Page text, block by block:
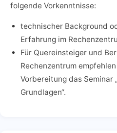
folgende Vorkenntnisse:
technischer Background
Erfahrung im
Für Quereinsteiger und
Rechenzentrum
Vorbereitung das Seminar
Grundlagen“.